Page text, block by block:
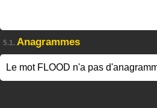
5.1. Anagrammes
Le mot FLOOD n'a pas